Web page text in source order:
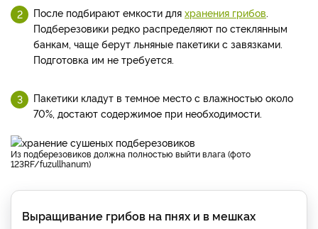
После подбирают емкости для хранения грибов
Подберезовики редко распределяют по стеклянным
банкам, чаще берут льняные пакетики с завязками.
Подготовка им не требуется.
Пакетики кладут в темное место с влажностью около
70%, достают содержимое при необходимости.
Из подберезовиков должна полностью выйти влага (фото
123RF/fuzullhanum)
Выращивание грибов на пнях и в мешках